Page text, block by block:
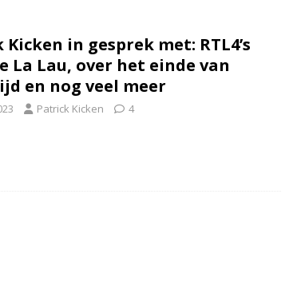
in gesprek met: RTL4’s
La Lau, over het einde van
en nog veel meer
Patrick Kicken 4